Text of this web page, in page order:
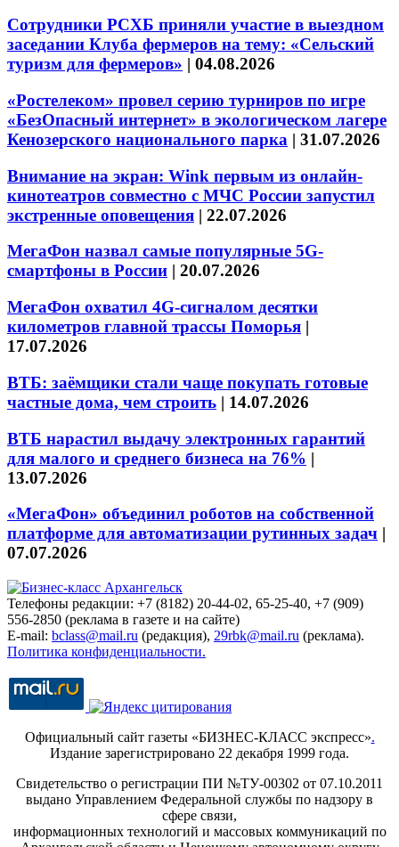
Сотрудники РСХБ приняли участие в выездном
заседании Клуба фермеров на тему: «Сельский
туризм для фермеров» | 04.08.2026
«Ростелеком» провел серию турниров по игре
«БезОпасный интернет» в экологическом лагере
Кенозерского национального парка | 31.07.2026
Внимание на экран: Wink первым из онлайн-
кинотеатров совместно с МЧС России запустил
экстренные оповещения | 22.07.2026
МегаФон назвал самые популярные 5G-
смартфоны в России | 20.07.2026
МегаФон охватил 4G-сигналом десятки
километров главной трассы Поморья |
17.07.2026
ВТБ: заёмщики стали чаще покупать готовые
частные дома, чем строить | 14.07.2026
ВТБ нарастил выдачу электронных гарантий
для малого и среднего бизнеса на 76% |
13.07.2026
«МегаФон» объединил роботов на собственной
платформе для автоматизации рутинных задач |
07.07.2026
Телефоны редакции: +7 (8182) 20-44-02, 65-25-40, +7 (909)
556-2850 (реклама в газете и на сайте)
E-mail: bclass@mail.ru (редакция), 29rbk@mail.ru (реклама).
Политика конфиденциальности.
Официальный сайт газеты «БИЗНЕС-КЛАСС экспресс».
Издание зарегистрировано 22 декабря 1999 года.
Свидетельство о регистрации ПИ №ТУ-00302 от 07.10.2011
выдано Управлением Федеральной службы по надзору в
сфере связи,
информационных технологий и массовых коммуникаций по